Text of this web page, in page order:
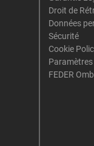
Droit de
Données
Sécurité
Cookie
FEDER